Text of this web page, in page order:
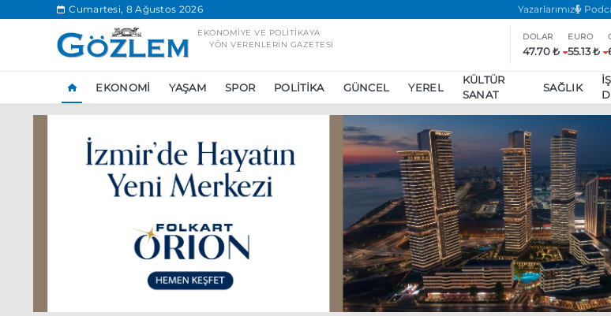
Cumartesi, 8 Ağustos 2026 Yazarlarımız
EKONOMIYE VE POLITIKAYA
YÖN VERENLERIN GAZETESI
DOLAR
47.70 ₺
EURO
55.13 ₺
EKONOMI YAŞAM SPOR POLITIKA GÜNCEL YEREL
KÜLTÜR
SANAT
SAĞLIK
İŞ
Ankara’da eylem yasağı uzatıldı
Özgür Özel,
Ünlü çift bir etkinliğe daha katılmama kararı aldı
Boykot